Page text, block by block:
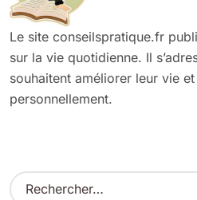
Le site conseilspratique.fr
sur la vie quotidienne. Il
souhaitent améliorer leur vie et
personnellement.
R
e